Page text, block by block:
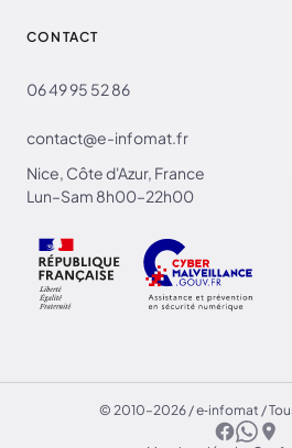
CONTACT
06 49 95 52 86
contact@e-infomat.fr
Nice, Côte d'Azur, France
Lun–Sam 8h00–22h00
© 2010–2026 / e‑infomat /